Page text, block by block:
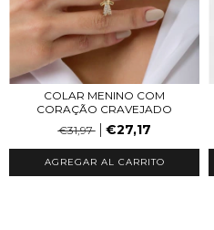
COLAR MENINO COM
CORAÇÃO CRAVEJADO
€31,97
€27,17